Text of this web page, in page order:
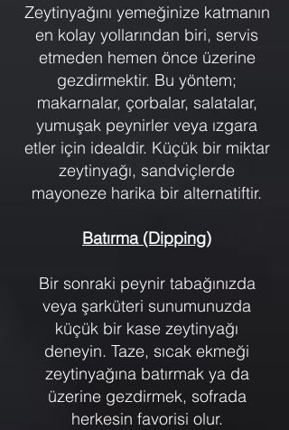
Zeytinyağını yemeğinize katmanın
en kolay yollarından biri, servis
etmeden hemen önce üzerine
gezdirmektir. Bu yöntem;
makarnalar, çorbalar, salatalar,
yumuşak peynirler veya ızgara
etler için idealdir. Küçük bir miktar
zeytinyağı, sandviçlerde
mayoneze harika bir alternatiftir.
Batırma (Dipping)
Bir sonraki peynir tabağınızda
veya şarküteri sunumunuzda
küçük bir kase zeytinyağı
deneyin. Taze, sıcak ekmeği
zeytinyağına batırmak ya da
üzerine gezdirmek, sofrada
herkesin favorisi olur.